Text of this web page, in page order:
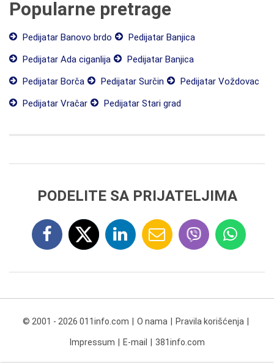
Popularne pretrage
Pedijatar Banovo brdo
Pedijatar Banjica
Pedijatar Ada ciganlija
Pedijatar Banjica
Pedijatar Borča
Pedijatar Surčin
Pedijatar Voždovac
Pedijatar Vračar
Pedijatar Stari grad
PODELITE SA PRIJATELJIMA
© 2001 - 2026 011info.com O nama Pravila korišćenja
Impressum E-mail 381info.com